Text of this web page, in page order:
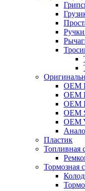
Ручки
OEM
OEM
OEM
OEM
OEM
Пластик
Топливная
Тормозная